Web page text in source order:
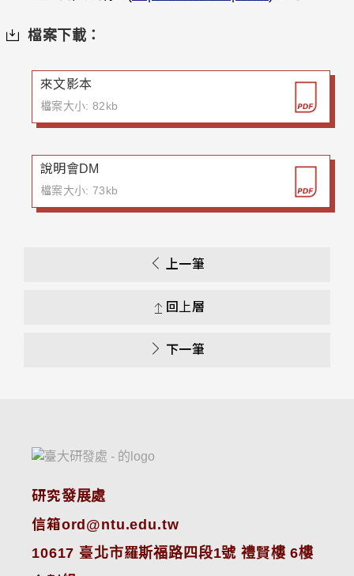
檔案下載：
來文影本
檔案大小: 82kb
說明會DM
檔案大小: 73kb
上一筆
回上層
下一筆
研究發展處
信箱ord@ntu.edu.tw
10617 臺北市羅斯福路四段1號 禮賢樓 6樓